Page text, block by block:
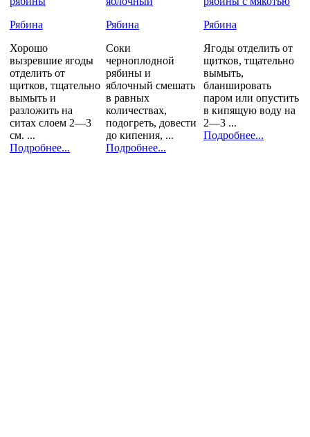
Рябина
Хорошо
вызревшие ягоды
отделить от
щитков, тщательно
вымыть и
разложить на
ситах слоем 2—3
см. ...
Подробнее...
Рябина
Соки
черноплодной
рябины и
яблочный смешать
в равных
количествах,
подогреть, довести
до кипения, ...
Подробнее...
Рябина
Ягоды отделить от
щитков, тщательно
вымыть,
бланшировать
паром или опустить
в кипящую воду на
2—3 ...
Подробнее...